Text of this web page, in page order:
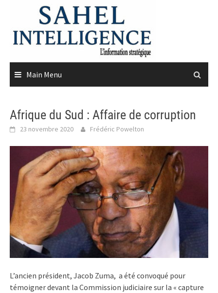
content
Main Menu
Afrique du Sud : Affaire de corruption
23 novembre 2020 Frédéric Powelton
L’ancien président, Jacob Zuma, a été convoqué pour
témoigner devant la Commission judiciaire sur la « capture